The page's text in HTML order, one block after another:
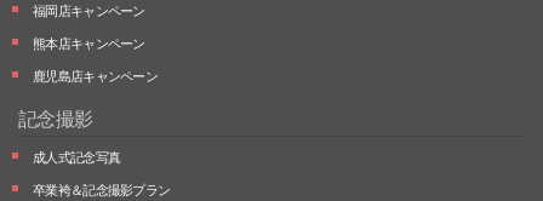
福岡店キャンペーン
熊本店キャンペーン
鹿児島店キャンペーン
記念撮影
成人式記念写真
卒業袴＆記念撮影プラン